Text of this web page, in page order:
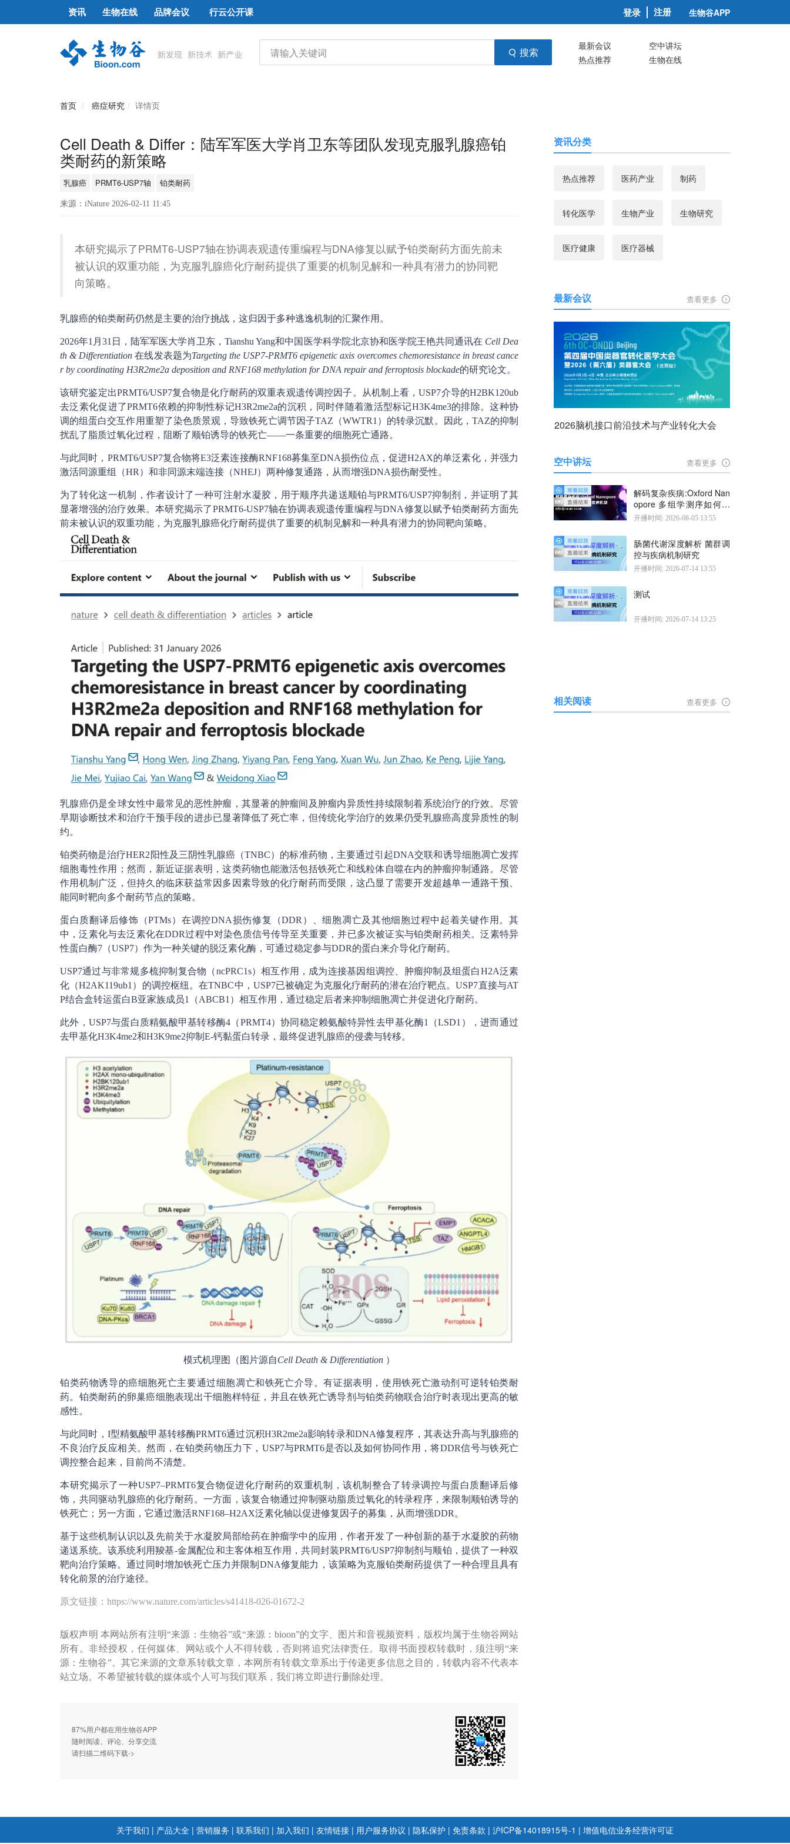
资讯 生物在线 品牌会议 行云公开课 登录 注册 生物谷APP
搜索 最新会议
空中讲坛
热点推荐
生物在线
首页 癌症研究 详情页
Cell Death & Differ：陆军军医大学肖卫东等团队发现克服乳腺癌铂
类耐药的新策略
乳腺癌 PRMT6-USP7轴 铂类耐药
来源：iNature 2026-02-11 11:45
本研究揭示了PRMT6-USP7轴在协调表观遗传重编程与DNA修复以赋予铂类耐药方面先前未
被认识的双重功能，为克服乳腺癌化疗耐药提供了重要的机制见解和一种具有潜力的协同靶
向策略。
乳腺癌的铂类耐药仍然是主要的治疗挑战，这归因于多种逃逸机制的汇聚作用。
2026年1月31日，陆军军医大学肖卫东，Tianshu Yang和中国医学科学院北京协和医学院王艳共同通讯在 Cell Dea
th & Differentiation在线发表题为Targeting the USP7-PRMT6 epigenetic axis overcomes chemoresistance in breast cance
r by coordinating H3R2me2a deposition and RNF168 methylation for DNA repair and ferroptosis blockade的研究论文。
该研究鉴定出PRMT6/USP7复合物是化疗耐药的双重表观遗传调控因子。从机制上看，USP7介导的H2BK120ub
去泛素化促进了PRMT6依赖的抑制性标记H3R2me2a的沉积，同时伴随着激活型标记H3K4me3的排除。这种协
调的组蛋白交互作用重塑了染色质景观，导致铁死亡调节因子TAZ（WWTR1）的转录沉默。因此，TAZ的抑制
扰乱了脂质过氧化过程，阻断了顺铂诱导的铁死亡——一条重要的细胞死亡通路。
与此同时，PRMT6/USP7复合物将E3泛素连接酶RNF168募集至DNA损伤位点，促进H2AX的单泛素化，并强力
激活同源重组（HR）和非同源末端连接（NHEJ）两种修复通路，从而增强DNA损伤耐受性。
为了转化这一机制，作者设计了一种可注射水凝胶，用于顺序共递送顺铂与PRMT6/USP7抑制剂，并证明了其
显著增强的治疗效果。本研究揭示了PRMT6-USP7轴在协调表观遗传重编程与DNA修复以赋予铂类耐药方面先
前未被认识的双重功能，为克服乳腺癌化疗耐药提供了重要的机制见解和一种具有潜力的协同靶向策略。
乳腺癌仍是全球女性中最常见的恶性肿瘤，其显著的肿瘤间及肿瘤内异质性持续限制着系统治疗的疗效。尽管
早期诊断技术和治疗干预手段的进步已显著降低了死亡率，但传统化学治疗的效果仍受乳腺癌高度异质性的制
约。
铂类药物是治疗HER2阳性及三阴性乳腺癌（TNBC）的标准药物，主要通过引起DNA交联和诱导细胞凋亡发挥
细胞毒性作用；然而，新近证据表明，这类药物也能激活包括铁死亡和线粒体自噬在内的肿瘤抑制通路。尽管
作用机制广泛，但持久的临床获益常因多因素导致的化疗耐药而受限，这凸显了需要开发超越单一通路干预、
能同时靶向多个耐药节点的策略。
蛋白质翻译后修饰（PTMs）在调控DNA损伤修复（DDR）、细胞凋亡及其他细胞过程中起着关键作用。其
中，泛素化与去泛素化在DDR过程中对染色质信号传导至关重要，并已多次被证实与铂类耐药相关。泛素特异
性蛋白酶7（USP7）作为一种关键的脱泛素化酶，可通过稳定参与DDR的蛋白来介导化疗耐药。
USP7通过与非常规多梳抑制复合物（ncPRC1s）相互作用，成为连接基因组调控、肿瘤抑制及组蛋白H2A泛素
化（H2AK119ub1）的调控枢纽。在TNBC中，USP7已被确定为克服化疗耐药的潜在治疗靶点。USP7直接与AT
P结合盒转运蛋白B亚家族成员1（ABCB1）相互作用，通过稳定后者来抑制细胞凋亡并促进化疗耐药。
此外，USP7与蛋白质精氨酸甲基转移酶4（PRMT4）协同稳定赖氨酸特异性去甲基化酶1（LSD1），进而通过
去甲基化H3K4me2和H3K9me2抑制E-钙黏蛋白转录，最终促进乳腺癌的侵袭与转移。
模式机理图（图片源自Cell Death & Differentiation ）
铂类药物诱导的癌细胞死亡主要通过细胞凋亡和铁死亡介导。有证据表明，使用铁死亡激动剂可逆转铂类耐
药。铂类耐药的卵巢癌细胞表现出干细胞样特征，并且在铁死亡诱导剂与铂类药物联合治疗时表现出更高的敏
感性。
与此同时，I型精氨酸甲基转移酶PRMT6通过沉积H3R2me2a影响转录和DNA修复程序，其表达升高与乳腺癌的
不良治疗反应相关。然而，在铂类药物压力下，USP7与PRMT6是否以及如何协同作用，将DDR信号与铁死亡
调控整合起来，目前尚不清楚。
本研究揭示了一种USP7–PRMT6复合物促进化疗耐药的双重机制，该机制整合了转录调控与蛋白质翻译后修
饰，共同驱动乳腺癌的化疗耐药。一方面，该复合物通过抑制驱动脂质过氧化的转录程序，来限制顺铂诱导的
铁死亡；另一方面，它通过激活RNF168–H2AX泛素化轴以促进修复因子的募集，从而增强DDR。
基于这些机制认识以及先前关于水凝胶局部给药在肿瘤学中的应用，作者开发了一种创新的基于水凝胶的药物
递送系统。该系统利用羧基-金属配位和主客体相互作用，共同封装PRMT6/USP7抑制剂与顺铂，提供了一种双
靶向治疗策略。通过同时增加铁死亡压力并限制DNA修复能力，该策略为克服铂类耐药提供了一种合理且具有
转化前景的治疗途径。
原文链接：https://www.nature.com/articles/s41418-026-01672-2
版权声明 本网站所有注明“来源：生物谷”或“来源：bioon”的文字、图片和音视频资料，版权均属于生物谷网站
所有。非经授权，任何媒体、网站或个人不得转载，否则将追究法律责任。取得书面授权转载时，须注明“来
源：生物谷”。其它来源的文章系转载文章，本网所有转载文章系出于传递更多信息之目的，转载内容不代表本
站立场。不希望被转载的媒体或个人可与我们联系，我们将立即进行删除处理。
87%用户都在用生物谷APP
随时阅读、评论、分享交流
请扫描二维码下载->
资讯分类
热点推荐 医药产业 制药
转化医学 生物产业 生物研究
医疗健康 医疗器械
最新会议 查看更多
2026脑机接口前沿技术与产业转化大会
空中讲坛 查看更多
解码复杂疾病:Oxford Nan
opore 多组学测序如何揭
示疾病机制
开播时间: 2026-08-05 13:55
肠菌代谢深度解析 菌群调
控与疾病机制研究
开播时间: 2026-07-14 13:55
测试
开播时间: 2026-07-14 13:25
相关阅读 查看更多
关于我们 | 产品大全 | 营销服务 | 联系我们 | 加入我们 | 友情链接 | 用户服务协议 | 隐私保护 | 免责条款 | 沪ICP备14018915号-1 | 增值电信业务经营许可证